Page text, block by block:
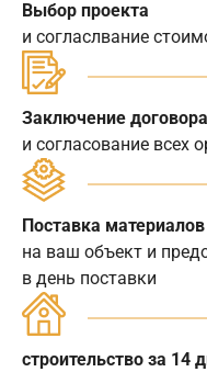
Выбор проекта
и согласлвание
Заключение договора
и согласование всех
Поставка материалов
на ваш объект и
в день поставки
строительство за 14